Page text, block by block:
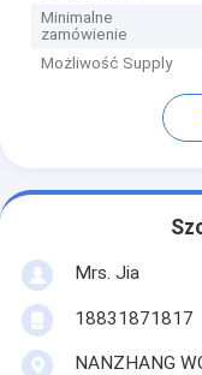
Minimalne
zamówienie
Możliwość Supply
Mrs. Jia
18831871817
NANZHANG